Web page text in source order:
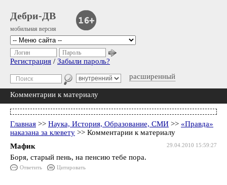
Дебри-ДВ
мобильная версия
расширенный
Логин Пароль
Регистрация / Забыли пароль?
Комментарии к материалу
Главная >> Наука, История, Образование, СМИ >> «Правда»
наказана за клевету >> Комментарии к материалу
29.04.2010 15:59:27
Мафик
Боря, старый пень, на пенсию тебе пора.
Ответить Цитировать